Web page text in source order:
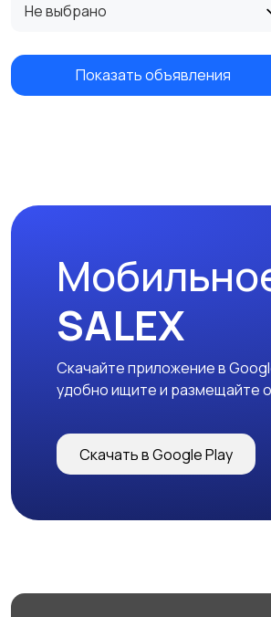
Не выбрано
Показать объявления
SALEX
Скачайте приложение в
удобно ищите и размещайте
Скачать в Google Play